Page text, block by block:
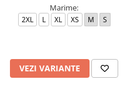
Marime:
2XL L XL XS M S
VEZI VARIANTE